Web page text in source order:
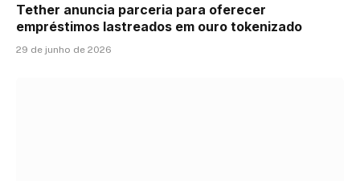
Tether anuncia parceria para oferecer
empréstimos lastreados em ouro tokenizado
29 de junho de 2026